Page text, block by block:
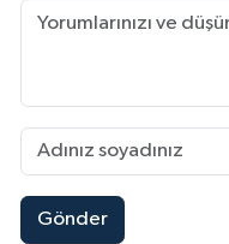
Gönder